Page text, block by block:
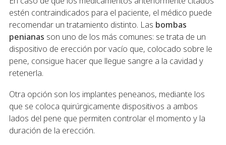
estén contraindicados para el paciente, el médico puede
recomendar un tratamiento distinto. Las bombas
penianas son uno de los más comunes: se trata de un
dispositivo de erección por vacío que, colocado sobre le
pene, consigue hacer que llegue sangre a la cavidad y
retenerla.
Otra opción son los implantes peneanos, mediante los
que se coloca quirúrgicamente dispositivos a ambos
lados del pene que permiten controlar el momento y la
duración de la erección.